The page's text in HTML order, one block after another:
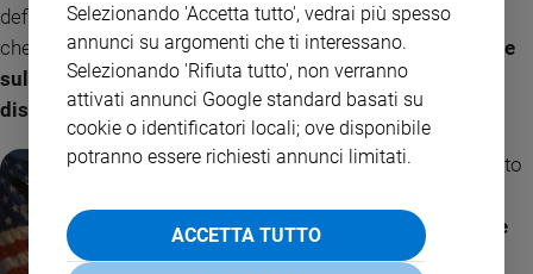
definire le politiche pubbliche americane, ma meno ancora
che sia l’amministrazione degli States astabilire le materie
sulle quali il Papa può o non può esercitare il suo
discernimento morale .
Già sul piano del diritto
progetto distruttore
trumpiano sarebbe
Selezionando 'Accetta tutto', vedrai più spesso
annunci su argomenti che ti interessano.
Selezionando 'Rifiuta tutto', non verranno
attivati annunci Google standard basati su
cookie o identificatori locali; ove disponibile
potranno essere richiesti annunci limitati.
ACCETTA TUTTO